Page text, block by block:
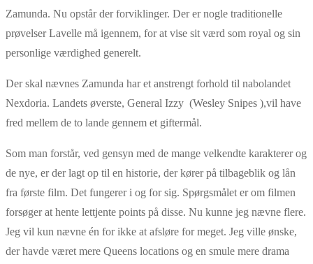
Zamunda. Nu opstår der forviklinger. Der er nogle traditionelle
prøvelser Lavelle må igennem, for at vise sit værd som royal og sin
personlige værdighed generelt.
Der skal nævnes Zamunda har et anstrengt forhold til nabolandet
Nexdoria. Landets øverste, General Izzy (Wesley Snipes ),vil have
fred mellem de to lande gennem et giftermål.
Som man forstår, ved gensyn med de mange velkendte karakterer og
de nye, er der lagt op til en historie, der kører på tilbageblik og lån
fra første film. Det fungerer i og for sig. Spørgsmålet er om filmen
forsøger at hente lettjente points på disse. Nu kunne jeg nævne flere.
Jeg vil kun nævne én for ikke at afsløre for meget. Jeg ville ønske,
der havde været mere Queens locations og en smule mere drama